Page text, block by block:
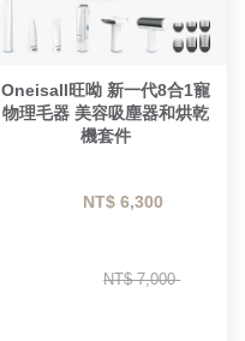
Oneisall旺呦 新一代8合1寵
物理毛器 美容吸塵器和烘乾
機套件
NT$ 6,300
NT$ 7,000